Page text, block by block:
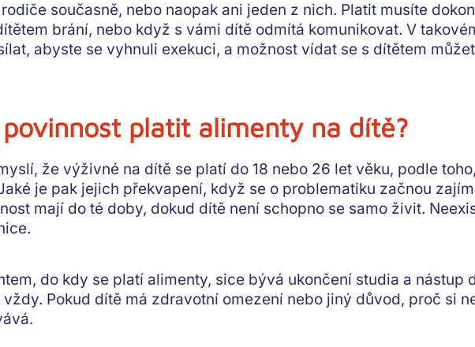
současně, nebo naopak ani jeden z nich. Platit musíte
brání, nebo když s vámi dítě odmítá komunikovat. V
abyste se vyhnuli exekuci, a možnost vídat se s dítětem
platit alimenty na dítě?
že výživné na dítě se platí do 18 nebo 26 let věku, podle
je pak jejich překvapení, když se o problematiku začnou
mají do té doby, dokud dítě není schopno se samo živit.
do kdy se platí alimenty, sice bývá ukončení studia a nástup
Pokud dítě má zdravotní omezenínebo jiný důvod, proč si